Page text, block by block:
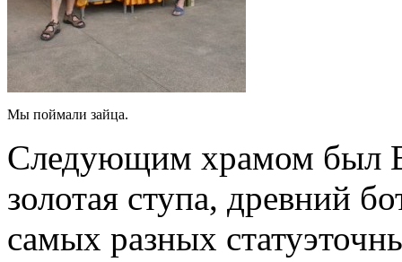
Мы поймали зайца.
Следующим храмом был
золотая ступа, древний
самых разных